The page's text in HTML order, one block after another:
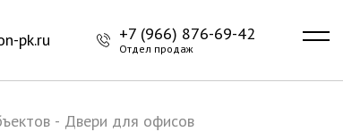
pk.ru +7 (966) 876-69-42
Отдел продаж
- Двери для офисов